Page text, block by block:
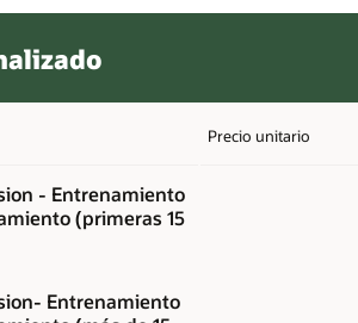
Precio unitario
- Entrenamiento
(primeras 15
Entrenamiento